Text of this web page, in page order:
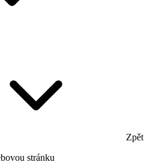
Zpět
stránku